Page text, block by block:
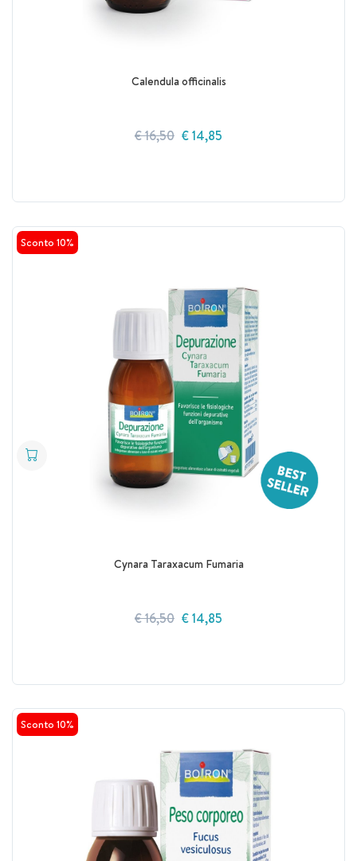
Calendula officinalis
€ 16,50 € 14,85
Sconto 10%
Cynara Taraxacum Fumaria
€ 16,50 € 14,85
Sconto 10%